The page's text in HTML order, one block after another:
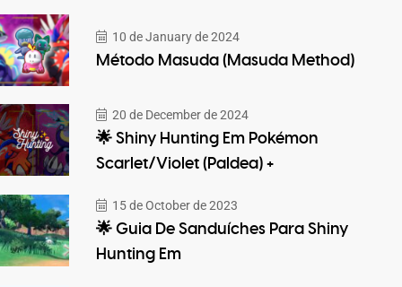
10 de January de 2024
Método Masuda (Masuda Method)
20 de December de 2024
🌟 Shiny Hunting Em Pokémon
Scarlet/Violet (Paldea) +
15 de October de 2023
🌟 Guia De Sanduíches Para Shiny
Hunting Em